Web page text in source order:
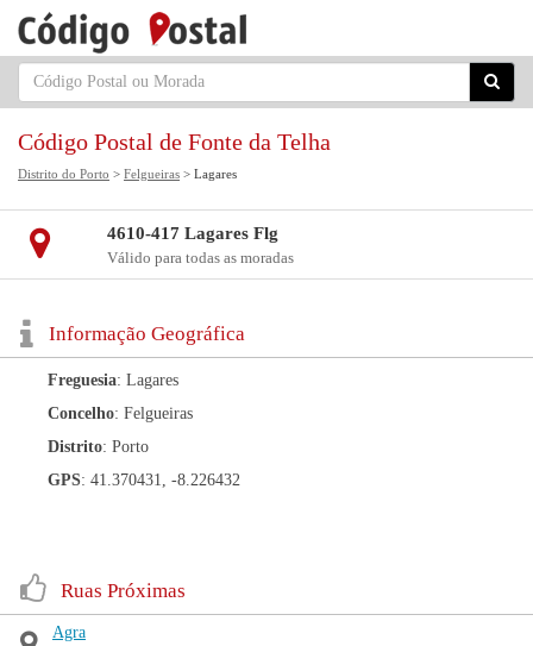
Código Postal de Fonte da Telha
Distrito do Porto > Felgueiras > Lagares
4610-417 Lagares Flg
Válido para todas as moradas
Informação Geográfica
Freguesia: Lagares
Concelho: Felgueiras
Distrito: Porto
GPS: 41.370431, -8.226432
Ruas Próximas
Agra